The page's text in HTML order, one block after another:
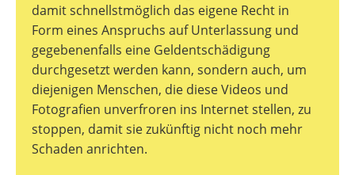
damit schnellstmöglich das eigene Recht in
Form eines Anspruchs auf Unterlassung und
gegebenenfalls eine Geldentschädigung
durchgesetzt werden kann, sondern auch, um
diejenigen Menschen, die diese Videos und
Fotografien unverfroren ins Internet stellen, zu
stoppen, damit sie zukünftig nicht noch mehr
Schaden anrichten.